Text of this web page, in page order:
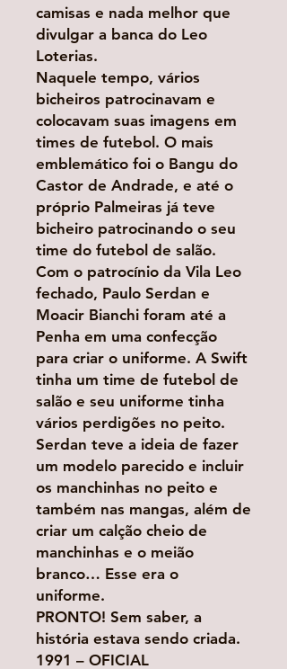
camisas e nada melhor que
divulgar a banca do Leo
Loterias.
Naquele tempo, vários
bicheiros patrocinavam e
colocavam suas imagens em
times de futebol. O mais
emblemático foi o Bangu do
Castor de Andrade, e até o
próprio Palmeiras já teve
bicheiro patrocinando o seu
time do futebol de salão.
Com o patrocínio da Vila Leo
fechado, Paulo Serdan e
Moacir Bianchi foram até a
Penha em uma confecção
para criar o uniforme. A Swift
tinha um time de futebol de
salão e seu uniforme tinha
vários perdigões no peito.
Serdan teve a ideia de fazer
um modelo parecido e incluir
os manchinhas no peito e
também nas mangas, além de
criar um calção cheio de
manchinhas e o meião
branco… Esse era o
uniforme.
PRONTO! Sem saber, a
história estava sendo criada.
1991 – OFICIAL